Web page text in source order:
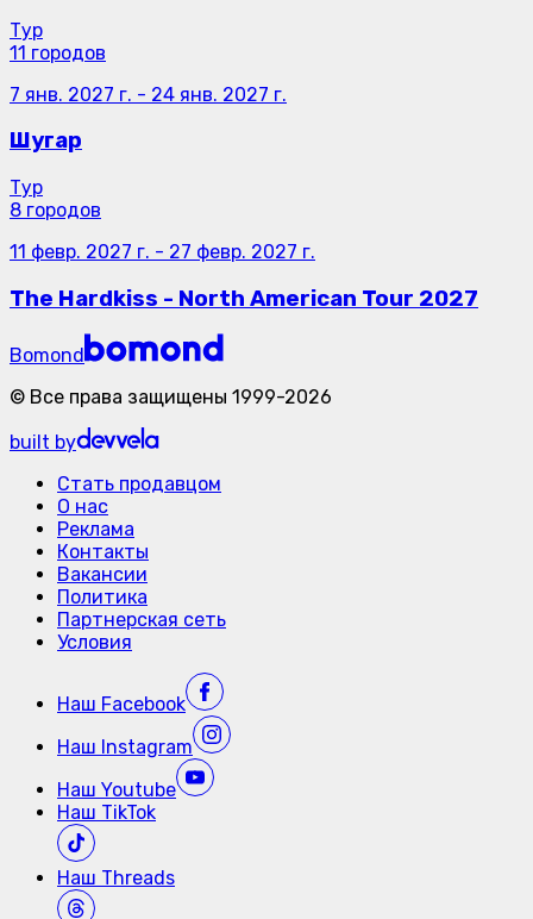
Тур
11 городов
7 янв. 2027 г. - 24 янв. 2027 г.
Шугар
Тур
8 городов
11 февр. 2027 г. - 27 февр. 2027 г.
The Hardkiss - North American Tour 2027
Bomond
© Все права защищены 1999-2026
built by
Стать продавцом
О нас
Реклама
Контакты
Вакансии
Политика
Партнерская сеть
Условия
Наш Facebook
Наш Instagram
Наш Youtube
Наш TikTok
Наш Threads